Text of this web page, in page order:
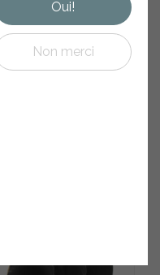
Oui!
Non merci